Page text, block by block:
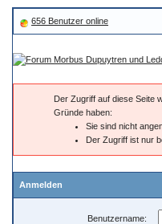
656 Benutzer online
Der Zugriff auf diese Seite
Gründe haben:
Sie sind nicht
Der Zugriff ist nur
Anmelden
Benutzername: